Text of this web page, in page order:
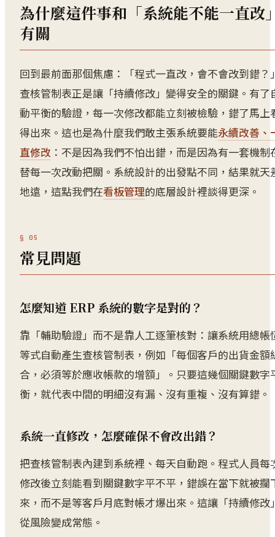
為什麼這件事和「系統能不能一直改
有關
回到最前面那個焦慮：「程式一直改，會不會改到錯？
查核管制表正是讓「持續修改」變得安全的關鍵。有了
動平衡的驗證，每一次修改都能立刻被檢驗，錯了馬上
得出來。這也是為什麼我們敢主張系統要能永續改善、
直修改 ：不是因為我們不怕出錯，而是因為有一套機制
替每一次改動把關。系統設計的出發點不同，結果就天
地遠，這點我們在看板管理的底層設計裡談得更深。
常見問題
怎麼知道 ERP 系統的數字是對的？
靠「輔助驗證」而不是靠人工逐筆核對：讓系統用總帳
等式自動產生查核管制表，例如「每個客戶的出貨金額
合，必須等於應收帳款的增額」。只要這幾個關鍵數字
衡，就代表中間的明細沒有漏、沒有重複、沒有算錯。
系統一直修改，怎麼確保不會改出錯？
把查核管制表內建到系統裡、每天自動跑。程式人員每
修改後立刻能看到關鍵數字平不平，錯誤在當下就被攔
來，而不是等客戶月底對帳才爆出來。這讓「持續修改
從風險變成常態。